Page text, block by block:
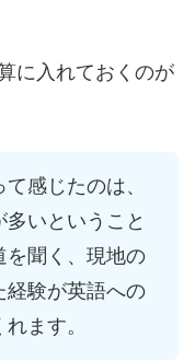
に入れておくのが
感じたのは、
いということ
を聞く、現地の
経験が英語への
ます。